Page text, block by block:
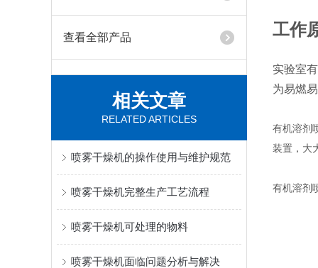
查看全部产品
相关文章
RELATED ARTICLES
喷雾干燥机的操作使用与维护规范
喷雾干燥机完整生产工艺流程
喷雾干燥机可处理的物料
喷雾干燥机面临问题分析与解决
工作
实验室
为易燃
有机溶剂
装置，大
有机溶剂